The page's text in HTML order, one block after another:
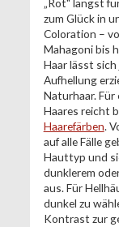
„Rot" längst
zum Glück in
Coloration –
Mahagoni bis
Haar lässt
Aufhellung
Naturhaar. Für
Haares reicht
Haarefärben.
auf alle Fälle
Hauttyp und
dunklerem
aus. Für
dunkel zu
Kontrast zur